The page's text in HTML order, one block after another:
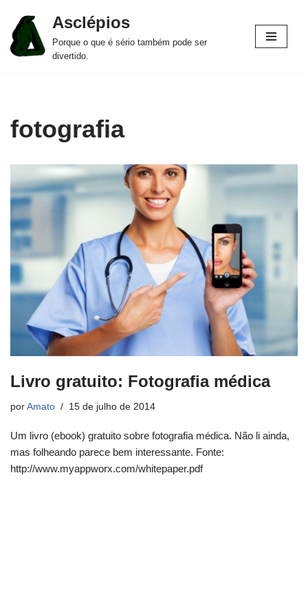
Pular
para
Asclépios
Porque o que é sério também pode ser
divertido.
fotografia
Livro gratuito: Fotografia médica
por Amato 15 de julho de 2014
Um livro (ebook) gratuito sobre fotografia médica. Não li ainda,
mas folheando parece bem interessante. Fonte:
http://www.myappworx.com/whitepaper.pdf